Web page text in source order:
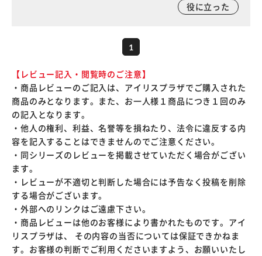
役に立った
1
【レビュー記入・閲覧時のご注意】
・商品レビューのご記入は、アイリスプラザでご購入された
商品のみとなります。また、お一人様１商品につき１回のみ
の記入となります。
・他人の権利、利益、名誉等を損ねたり、法令に違反する内
容を記入することはできませんのでご注意ください。
・同シリーズのレビューを掲載させていただく場合がござい
ます。
・レビューが不適切と判断した場合には予告なく投稿を削除
する場合がございます。
・外部へのリンクはご遠慮下さい。
・商品レビューは他のお客様により書かれたものです。アイ
リスプラザは、 その内容の当否については保証できかねま
す。お客様の判断でご利用くださいますよう、お願いいたし